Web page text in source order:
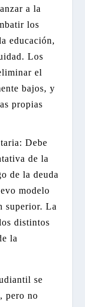
a la
los
educación,
Los
el
bajos, y
propias
Debe
de la
de la deuda
modelo
superior. La
distintos
la
se
pero no